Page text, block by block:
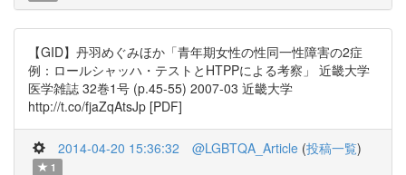
【GID】丹羽めぐみほか「青年期女性の性同一性障害の2症
例：ロールシャッハ・テストとHTPPによる考察」 近畿大学
医学雑誌 32巻1号 (p.45-55) 2007-03 近畿大学
http://t.co/fjaZqAtsJp [PDF]
2014-04-20 15:36:32 @LGBTQA_Article (投稿一覧)
1